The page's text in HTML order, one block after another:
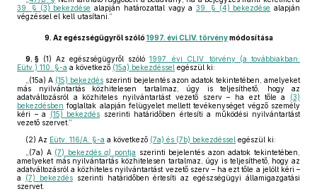
39. § (3) bekezdése alapján határozattal vagy a 39. § (4) bekezdése alapján
végzéssel el kell utasítani.”
9. Az egészségügyről szóló 1997. évi CLIV. törvénymódosítása
9. § (1) Az egészségügyről szóló 1997. évi CLIV. törvény (a továbbiakban:
Eütv.) 110. §-a a következő (15a) bekezdéssel egészül ki:
„(15a) A (15) bekezdés szerinti bejelentés azon adatok tekintetében, amelyeket
más nyilvántartás közhitelesen tartalmaz, úgy is teljesíthető, hogy az
adatváltozásról a közhiteles nyilvántartást vezető szerv – ha ezt tőle a (3)
bekezdésben foglaltak alapján felügyelet mellett tevékenységet végző személy
kéri – a
(15) bekezdés szerinti határidőben értesíti a működési nyilvántartást
vezető szervet.”
(2) Az Eütv. 116/A. §-a a következő (7a) és (7b) bekezdéssel egészül ki:
„(7a) A (7) bekezdésa) pontja szerinti bejelentés azon adatok tekintetében,
amelyeket más nyilvántartás közhitelesen tartalmaz, úgy is teljesíthető, hogy az
adatváltozásról a közhiteles nyilvántartást vezető szerv – ha ezt tőle a jelölt kéri –
a (7) bekezdésszerinti határidőben értesíti az egészségügyi államigazgatási
szervet.